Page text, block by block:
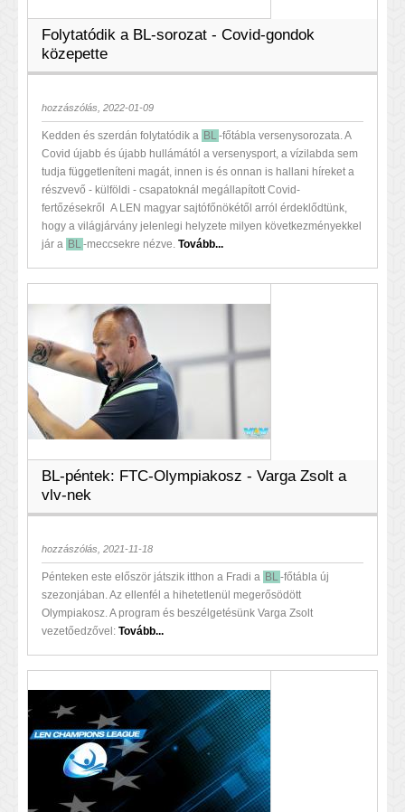
Folytatódik a BL-sorozat - Covid-gondok
közepette
hozzászólás, 2022-01-09
Kedden és szerdán folytatódik a BL -főtábla versenysorozata. A
Covid újabb és újabb hullámától a versenysport, a vízilabda sem
tudja függetleníteni magát, innen is és onnan is hallani híreket a
részvevő - külföldi - csapatoknál megállapított Covid-
fertőzésekről A LEN magyar sajtófőnökétől arról érdeklődtünk,
hogy a világjárvány jelenlegi helyzete milyen következményekkel
jár a BL -meccsekre nézve. Tovább...
BL-péntek: FTC-Olympiakosz - Varga Zsolt a
vlv-nek
hozzászólás, 2021-11-18
Pénteken este először játszik itthon a Fradi a BL -főtábla új
szezonjában. Az ellenfél a hihetetlenül megerősödött
Olympiakosz. A program és beszélgetésünk Varga Zsolt
vezetőedzővel: Tovább...